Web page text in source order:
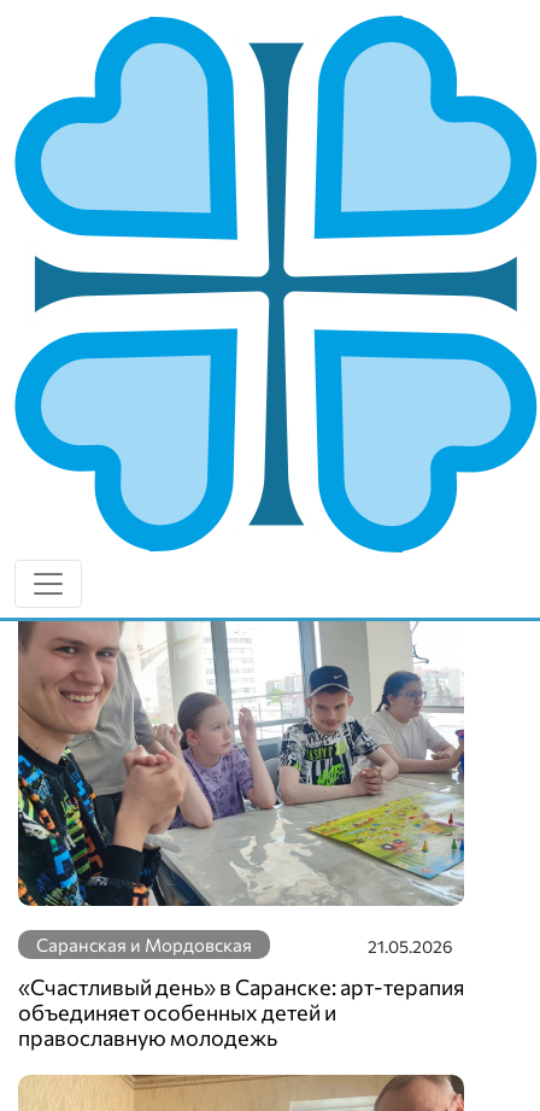
МОРДОВСКАЯ
ГЛАВНАЯ МИТРОПОЛИИ МОРДОВСКАЯ
Ардатовская и
Краснослободска
Саранская и
Мордовская
Еще новости по теме
Саранская и Мордовская 21.05.2026
«Счастливый день» в Саранске: арт-терапия
объединяет особенных детей и
православную молодежь